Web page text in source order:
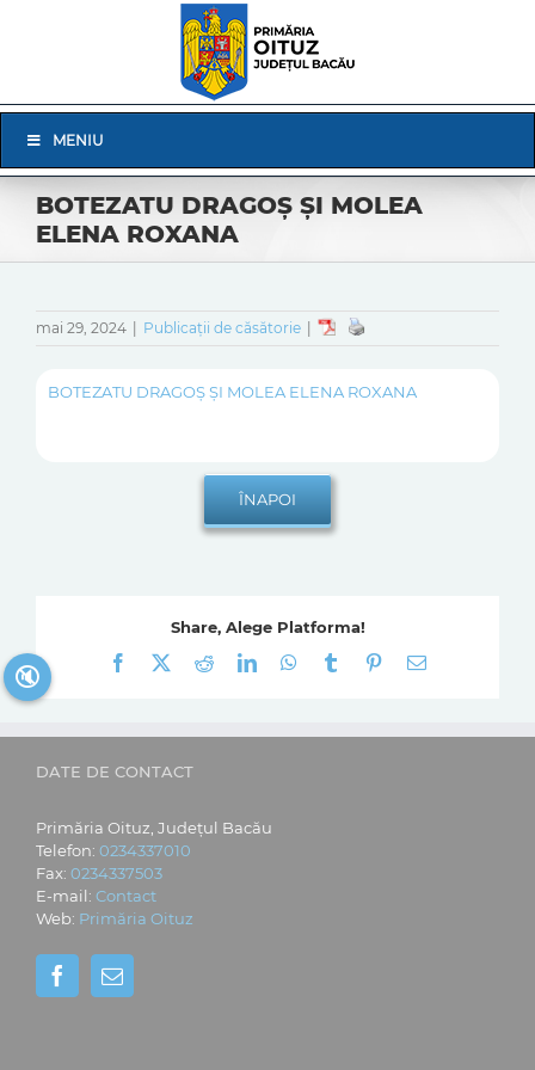
Navigation
MENIU
BOTEZATU DRAGOȘ ȘI MOLEA
ELENA ROXANA
mai 29, 2024 Publicații de căsătorie
BOTEZATU DRAGOȘ ȘI MOLEA ELENA ROXANA
Share, Alege Platforma!
Facebook
RedditLinkedInWhatsApp
Tumblr Pinterest
E-
DATE DE CONTACT
Primăria Oituz, Județul Bacău
Telefon: 0234337010
Fax: 0234337503
E-mail: Contact
Web: Primăria Oituz
🔇